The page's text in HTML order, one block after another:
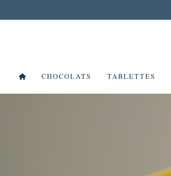
CHOCOLATS TABLETTES